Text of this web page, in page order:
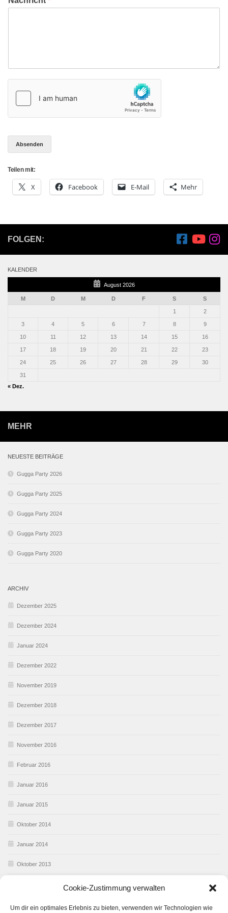
Cookie-Zustimmung verwalten
Um dir ein optimales Erlebnis zu bieten, verwenden wir Technologien wie
Absenden
Teilen mit:
X Facebook E-Mail Mehr
FOLGEN:
KALENDER
August 2026
M D M D F S S
1 2
3 4 5 6 7 8 9
10 11 12 13 14 15 16
17 18 19 20 21 22 23
24 25 26 27 28 29 30
31
« Dez.
MEHR
NEUESTE BEITRÄGE
Gugga Party 2026
Gugga Party 2025
Gugga Party 2024
Gugga Party 2023
Gugga Party 2020
ARCHIV
Dezember 2025
Dezember 2024
Januar 2024
Dezember 2022
November 2019
Dezember 2018
Dezember 2017
November 2016
Februar 2016
Januar 2016
Januar 2015
Oktober 2014
Januar 2014
Oktober 2013